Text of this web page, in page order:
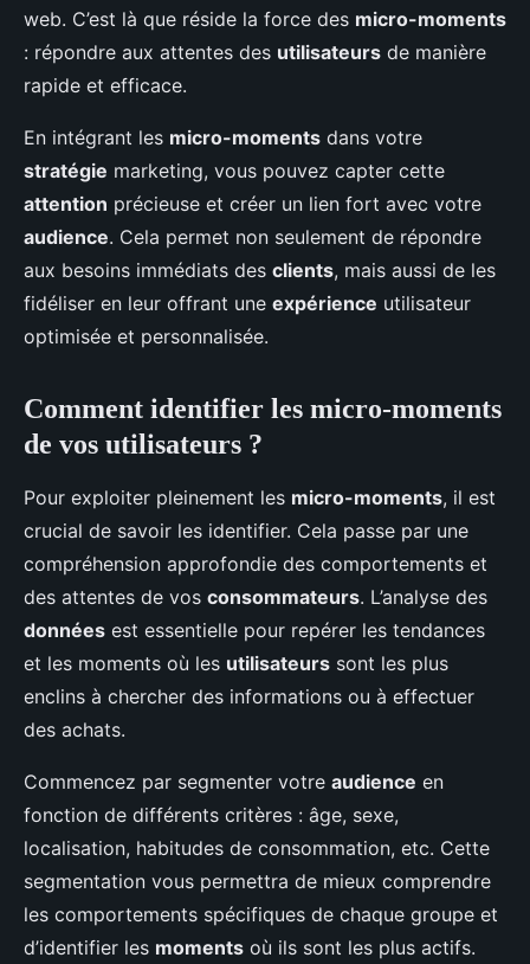
web. C’est là que réside la force des micro-moments
: répondre aux attentes des utilisateurs de manière
rapide et efficace.
En intégrant les micro-moments dans votre
stratégie marketing, vous pouvez capter cette
attention précieuse et créer un lien fort avec votre
audience. Cela permet non seulement de répondre
aux besoins immédiats des clients, mais aussi de les
fidéliser en leur offrant une expérience utilisateur
optimisée et personnalisée.
Comment identifier les micro-moments
de vos utilisateurs ?
Pour exploiter pleinement les micro-moments, il est
crucial de savoir les identifier. Cela passe par une
compréhension approfondie des comportements et
des attentes de vos consommateurs. L’analyse des
données est essentielle pour repérer les tendances
et les moments où les utilisateurs sont les plus
enclins à chercher des informations ou à effectuer
des achats.
Commencez par segmenter votre audience en
fonction de différents critères : âge, sexe,
localisation, habitudes de consommation, etc. Cette
segmentation vous permettra de mieux comprendre
les comportements spécifiques de chaque groupe et
d’identifier les moments où ils sont les plus actifs.